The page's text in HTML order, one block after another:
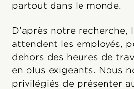
partout dans le monde.
D’après notre recherche,
attendent les employés,
dehors des heures de
en plus exigeants. Nous
privilégiés de présenter